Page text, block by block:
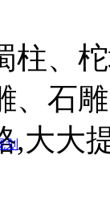
划
柱、
、石
,大大